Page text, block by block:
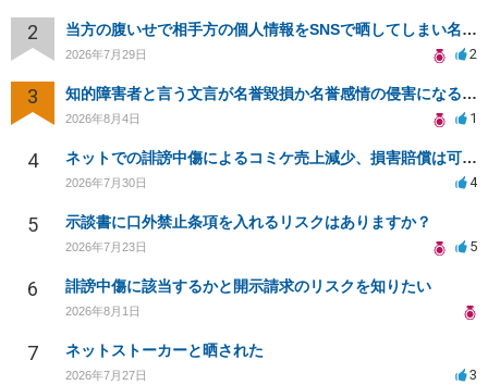
2 当方の腹いせで相手方の個人情報をSNSで晒してしまい名誉毀損させてしまったかもしれない
2026年7月29日 2
3 知的障害者と言う文言が名誉毀損か名誉感情の侵害になるか教えてほしい。
2026年8月4日 1
4 ネットでの誹謗中傷によるコミケ売上減少、損害賠償は可能か？
2026年7月30日 4
5 示談書に口外禁止条項を入れるリスクはありますか？
2026年7月23日 5
6 誹謗中傷に該当するかと開示請求のリスクを知りたい
2026年8月1日
7 ネットストーカーと晒された
2026年7月27日 3